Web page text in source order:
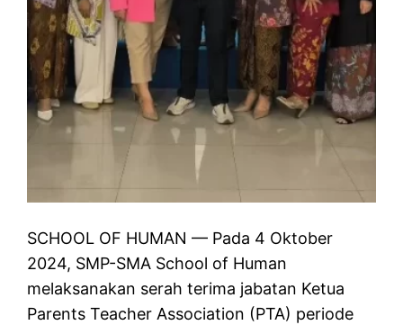
SCHOOL OF HUMAN — Pada 4 Oktober
2024, SMP-SMA School of Human
melaksanakan serah terima jabatan Ketua
Parents Teacher Association (PTA) periode